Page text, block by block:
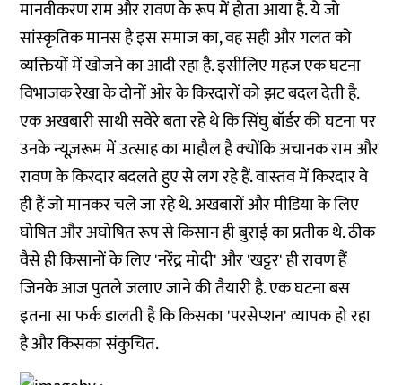
मानवीकरण राम और रावण के रूप में होता आया है. ये जो
सांस्‍कृतिक मानस है इस समाज का, वह सही और गलत को
व्‍यक्तियों में खोजने का आदी रहा है. इसीलिए महज एक घटना
विभाजक रेखा के दोनों ओर के किरदारों को झट बदल देती है.
एक अखबारी साथी सवेरे बता रहे थे कि सिंघु बॉर्डर की घटना पर
उनके न्‍यूज़रूम में उत्‍साह का माहौल है क्‍योंकि अचानक राम और
रावण के किरदार बदलते हुए से लग रहे हैं. वास्‍तव में किरदार वे
ही हैं जो मानकर चले जा रहे थे. अखबारों और मीडिया के लिए
घोषित और अघोषित रूप से किसान ही बुराई का प्रतीक थे. ठीक
वैसे ही किसानों के लिए 'नरेंद्र मोदी' और 'खट्टर' ही रावण हैं
जिनके आज पुतले जलाए जाने की तैयारी है. एक घटना बस
इतना सा फर्क डालती है कि किसका 'परसेप्‍शन' व्‍यापक हो रहा
है और किसका संकुचित.